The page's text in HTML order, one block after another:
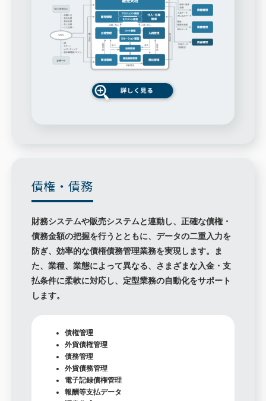
債権・債務
財務システムや販売システムと連動し、正確な債権・
債務金額の把握を行うとともに、データの二重入力を
防ぎ、効率的な債権債務管理業務を実現します。ま
た、業種、業態によって異なる、さまざまな入金・支
払条件に柔軟に対応し、定型業務の自動化をサポート
します。
債権管理
外貨債権管理
債務管理
外貨債務管理
電子記録債権管理
報酬等支払データ